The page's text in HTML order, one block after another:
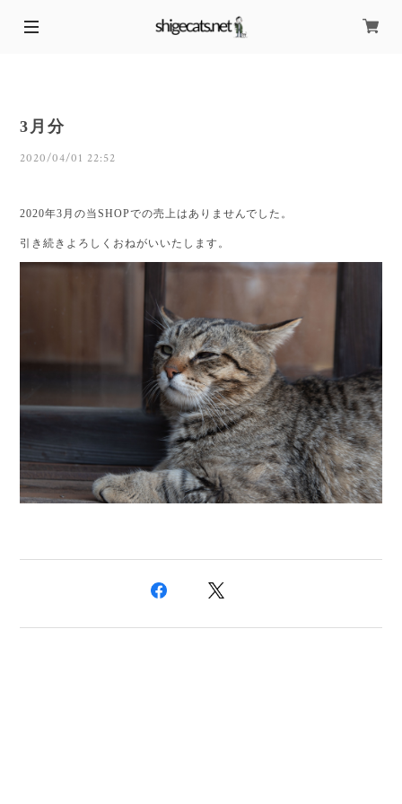
3月分
2020/04/01 22:52
2020年3月の当SHOPでの売上はありませんでした。
引き続きよろしくおねがいいたします。